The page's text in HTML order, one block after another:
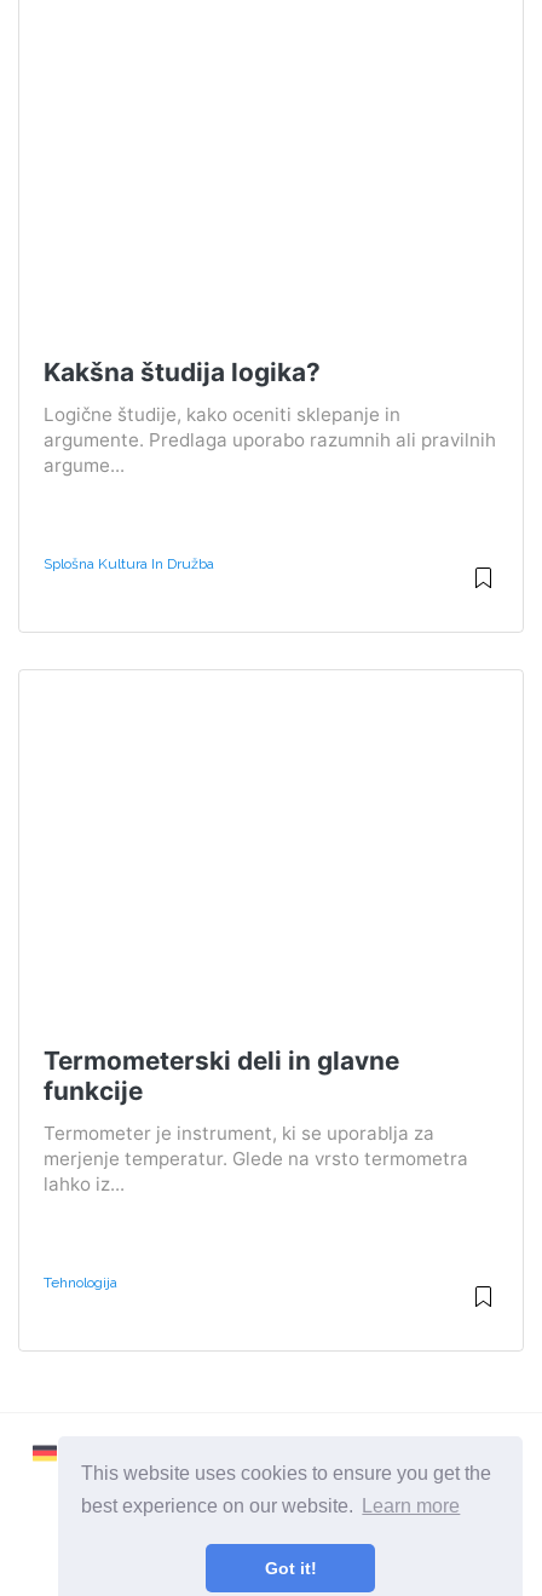
This website uses cookies to ensure you get the
best experience on our website.
Learn more
Got it!
Kakšna študija logika?
Logične študije, kako oceniti sklepanje in
argumente. Predlaga uporabo razumnih ali pravilnih
argume...
Splošna Kultura In Družba
Termometerski deli in glavne
funkcije
Termometer je instrument, ki se uporablja za
merjenje temperatur. Glede na vrsto termometra
lahko iz...
Tehnologija
2026 ©Learnaboutworld
Vse kategorije